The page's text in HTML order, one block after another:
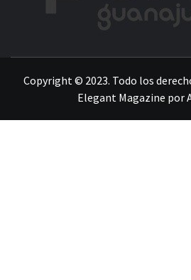
Copyright © 2023. Todo los
Elegant Magazine por